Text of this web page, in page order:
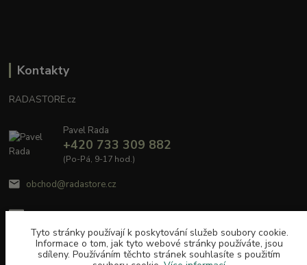
Kontakty
RADASTORE.cz
Pavel Rada
+420 733 309 882
(Po-Pá, 9-17 hod.)
obchod@radastore.cz
Tyto stránky používají k poskytování služeb soubory cookie.
Informace o tom, jak tyto webové stránky používáte, jsou
sdíleny. Používáním těchto stránek souhlasíte s použitím